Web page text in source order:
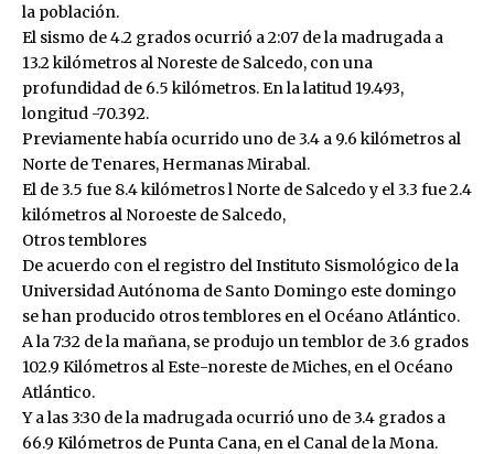
la población.
El sismo de 4.2 grados ocurrió a 2:07 de la madrugada a
13.2 kilómetros al Noreste de Salcedo, con una
profundidad de 6.5 kilómetros. En la latitud 19.493,
longitud -70.392.
Previamente había ocurrido uno de 3.4 a 9.6 kilómetros al
Norte de Tenares, Hermanas Mirabal.
El de 3.5 fue 8.4 kilómetros l Norte de Salcedo y el 3.3 fue 2.4
kilómetros al Noroeste de Salcedo,
Otros temblores
De acuerdo con el registro del Instituto Sismológico de la
Universidad Autónoma de Santo Domingo este domingo
se han producido otros temblores en el Océano Atlántico.
A la 7:32 de la mañana, se produjo un temblor de 3.6 grados
102.9 Kilómetros al Este-noreste de Miches, en el Océano
Atlántico.
Y a las 3:30 de la madrugada ocurrió uno de 3.4 grados a
66.9 Kilómetros de Punta Cana, en el Canal de la Mona.